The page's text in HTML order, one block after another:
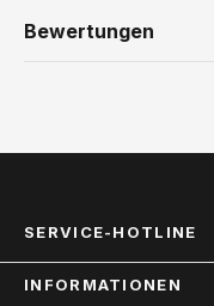
Bewertungen
SERVICE-HOTLINE
INFORMATIONEN